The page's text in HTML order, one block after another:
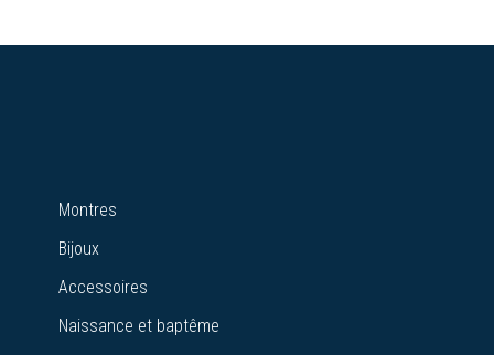
Montres
Bijoux
Accessoires
Naissance et baptême